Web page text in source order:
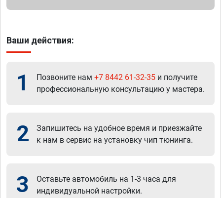
Ваши действия:
1 Позвоните нам +7 8442 61-32-35 и получите
профессиональную консультацию у мастера.
2
Запишитесь на удобное время и приезжайте
к нам в сервис на установку чип тюнинга.
3
Оставьте автомобиль на 1-3 часа для
индивидуальной настройки.